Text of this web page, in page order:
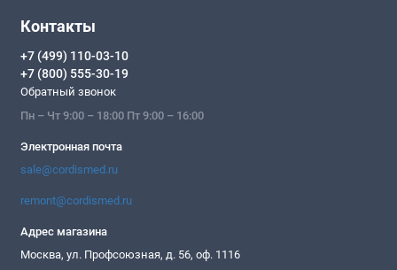
Контакты
+7 (499) 110-03-10
+7 (800) 555-30-19
Обратный звонок
Пн – Чт 9:00 – 18:00 Пт 9:00 – 16:00
Электронная почта
sale@cordismed.ru
remont@cordismed.ru
Адрес магазина
Москва, ул. Профсоюзная, д. 56, оф. 1116